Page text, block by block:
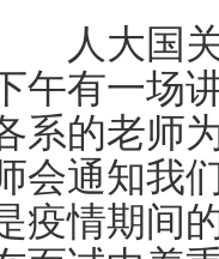
人大国关
午有一场
系的老师
会通知我
疫情期间